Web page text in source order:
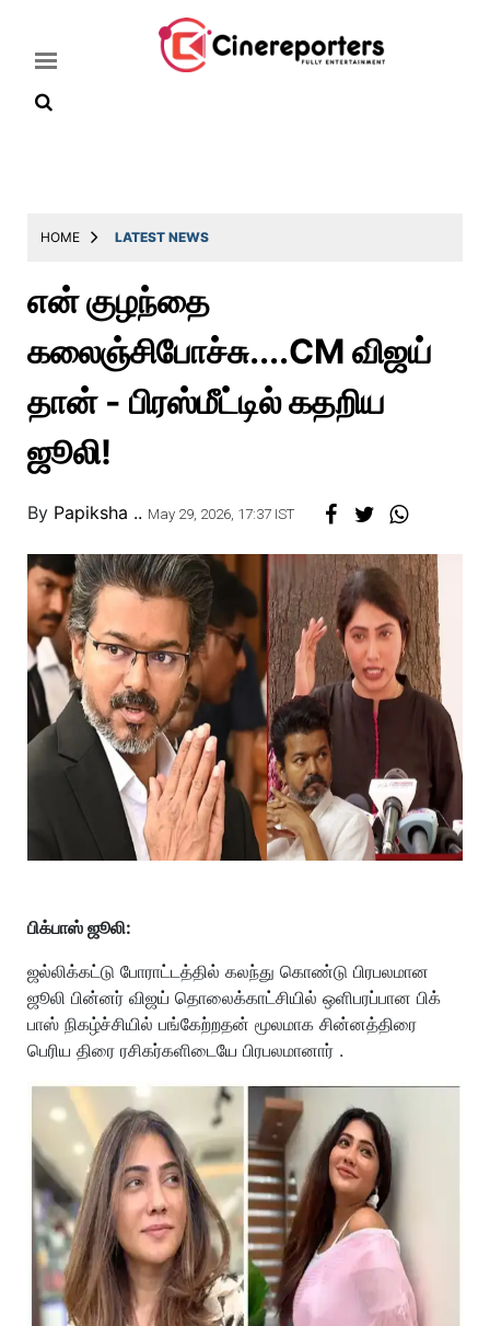
Latest
Throwback
Television
Reviews
Photos
Story
HOME LATEST NEWS
என் குழந்தை
கலைஞ்சிபோச்சு....CM விஜய்
தான் - பிரஸ்மீட்டில் கதறிய
ஜூலி!
By Papiksha .. May 29, 2026, 17:37 IST
பிக்பாஸ் ஜூலி:
ஜல்லிக்கட்டு போராட்டத்தில் கலந்து கொண்டு பிரபலமான
ஜூலி பின்னர் விஜய் தொலைக்காட்சியில் ஒளிபரப்பான பிக்
பாஸ் நிகழ்ச்சியில் பங்கேற்றதன் மூலமாக சின்னத்திரை
பெரிய திரை ரசிகர்களிடையே பிரபலமானார் .